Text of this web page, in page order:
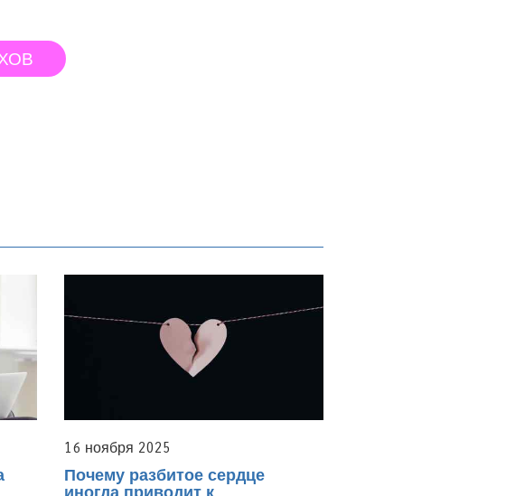
16 ноября 2025
Почему разбитое сердце
иногда приводит к